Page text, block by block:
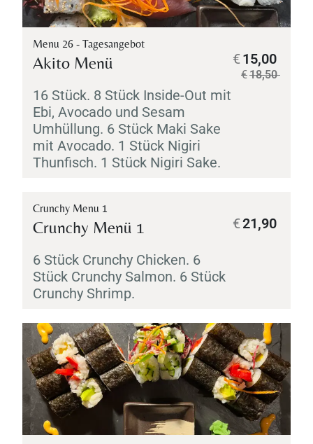
Menu 26 - Tagesangebot
Akito Menü
16 Stück. 8 Stück Inside-Out mit
Ebi, Avocado und Sesam
Umhüllung. 6 Stück Maki Sake
mit Avocado. 1 Stück Nigiri
Thunfisch. 1 Stück Nigiri Sake.
18,50
€
15,00
€
Crunchy Menu 1
Crunchy Menü 1
6 Stück Crunchy Chicken. 6
Stück Crunchy Salmon. 6 Stück
Crunchy Shrimp.
21,90
€